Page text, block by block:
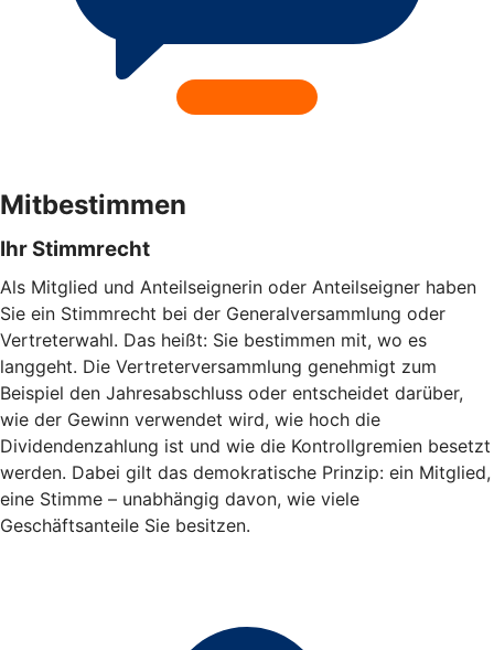
Mitbestimmen
Ihr Stimmrecht
Als Mitglied und Anteilseignerin oder Anteilseigner haben
Sie ein Stimmrecht bei der Generalversammlung oder
Vertreterwahl. Das heißt: Sie bestimmen mit, wo es
langgeht. Die Vertreterversammlung genehmigt zum
Beispiel den Jahresabschluss oder entscheidet darüber,
wie der Gewinn verwendet wird, wie hoch die
Dividendenzahlung ist und wie die Kontrollgremien besetzt
werden. Dabei gilt das demokratische Prinzip: ein Mitglied,
eine Stimme – unabhängig davon, wie viele
Geschäftsanteile Sie besitzen.